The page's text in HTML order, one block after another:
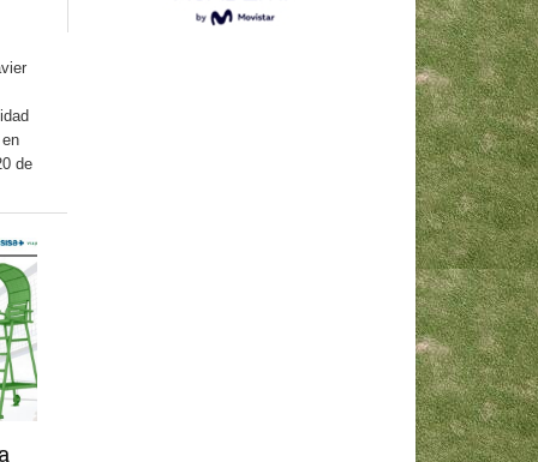
de